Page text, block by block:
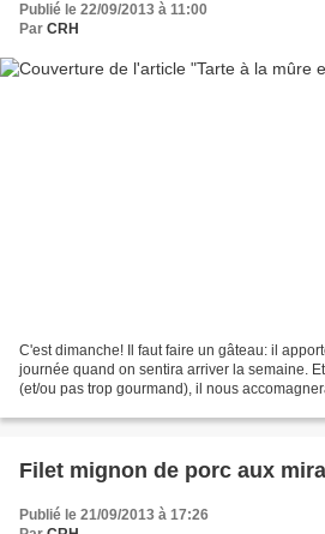
Publié le 22/09/2013 à 11:00
Par CRH
C'est dimanche! Il faut faire un gâteau: il
journée quand on sentira arriver la semaine.
(et/ou pas trop gourmand), il nous
Filet mignon de porc aux
Publié le 21/09/2013 à 17:26